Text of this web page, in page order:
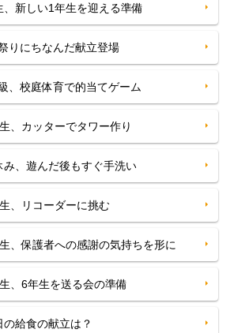
新しい1年生を迎える準備
りにちなんだ献立登場
、校庭体育で的当てゲーム
、カッターでタワー作り
、遊んだ後もすぐ手洗い
、リコーダーに挑む
、保護者への感謝の気持ちを形に
、6年生を送る会の準備
給食の献立は？